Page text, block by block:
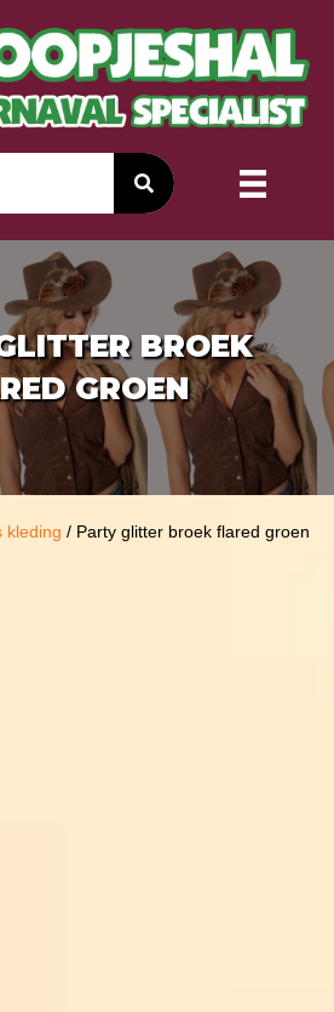
BROEK
GROEN
kleding / Party glitter broek flared groen